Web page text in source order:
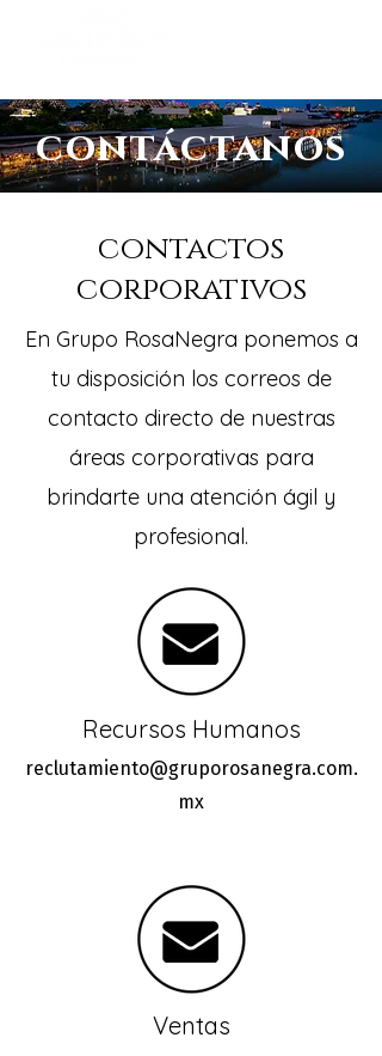
contáctanos
contactos
corporativos
En Grupo RosaNegra ponemos a
tu disposición los correos de
contacto directo de nuestras
áreas corporativas para
brindarte una atención ágil y
profesional.
Recursos Humanos
reclutamiento@gruporosanegra.com.
mx
Ventas